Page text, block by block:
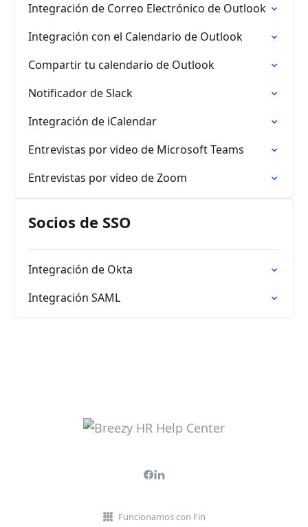
Integración de Correo Electrónico de Outlook
Integración con el Calendario de Outlook
Compartir tu calendario de Outlook
Notificador de Slack
Integración de iCalendar
Entrevistas por video de Microsoft Teams
Entrevistas por vídeo de Zoom
Socios de SSO
Integración de Okta
Integración SAML
Funcionamos con Fin